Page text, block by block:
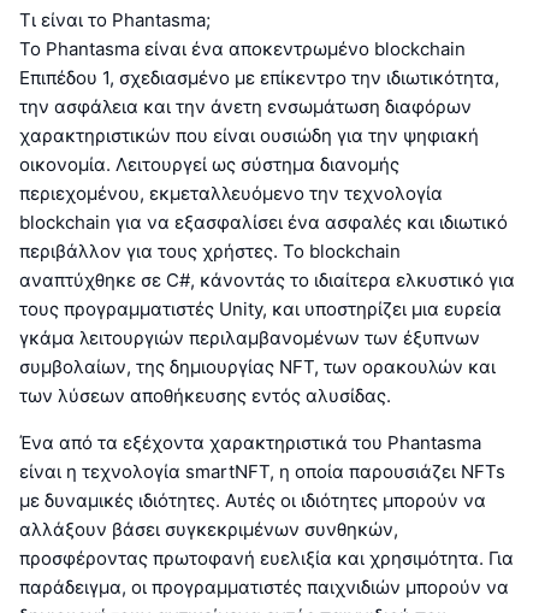
Τι είναι το Phantasma;
Το Phantasma είναι ένα αποκεντρωμένο blockchain
Επιπέδου 1, σχεδιασμένο με επίκεντρο την ιδιωτικότητα,
την ασφάλεια και την άνετη ενσωμάτωση διαφόρων
χαρακτηριστικών που είναι ουσιώδη για την ψηφιακή
οικονομία. Λειτουργεί ως σύστημα διανομής
περιεχομένου, εκμεταλλευόμενο την τεχνολογία
blockchain για να εξασφαλίσει ένα ασφαλές και ιδιωτικό
περιβάλλον για τους χρήστες. Το blockchain
αναπτύχθηκε σε C#, κάνοντάς το ιδιαίτερα ελκυστικό για
τους προγραμματιστές Unity, και υποστηρίζει μια ευρεία
γκάμα λειτουργιών περιλαμβανομένων των έξυπνων
συμβολαίων, της δημιουργίας NFT, των ορακουλών και
των λύσεων αποθήκευσης εντός αλυσίδας.
Ένα από τα εξέχοντα χαρακτηριστικά του Phantasma
είναι η τεχνολογία smartNFT, η οποία παρουσιάζει NFTs
με δυναμικές ιδιότητες. Αυτές οι ιδιότητες μπορούν να
αλλάξουν βάσει συγκεκριμένων συνθηκών,
προσφέροντας πρωτοφανή ευελιξία και χρησιμότητα. Για
παράδειγμα, οι προγραμματιστές παιχνιδιών μπορούν να